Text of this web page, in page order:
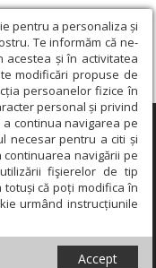
pentru a personaliza și
Te informăm că ne-
acestea și în activitatea
modificări propuse de
persoanelor fizice în
personal și privind
continua navigarea pe
necesar pentru a citi și
continuarea navigării pe
fişierelor de tip
totuși că poți modifica în
urmând instrucțiunile
Accept
×